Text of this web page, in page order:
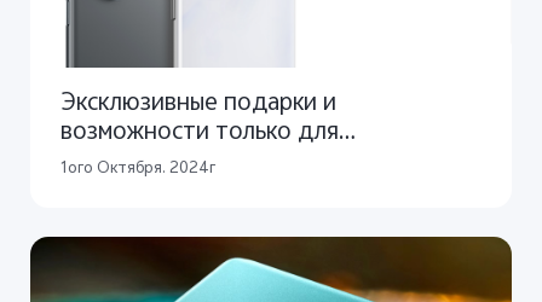
Эксклюзивные подарки и
возможности только для
пользователей vivo V40
1ого Октября. 2024г